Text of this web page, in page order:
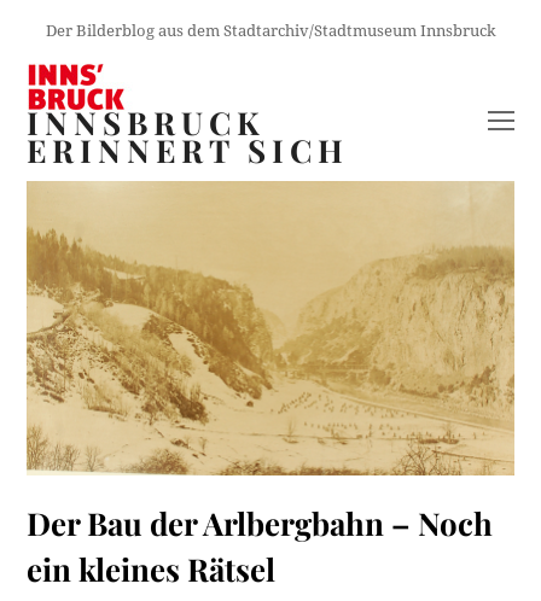
Der Bilderblog aus dem Stadtarchiv/Stadtmuseum Innsbruck
INNSBRUCK
ERINNERT SICH
Der Bau der Arlbergbahn – Noch
ein kleines Rätsel